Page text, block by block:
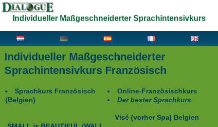
Individueller Maßgeschneiderter Sprachintensivkurs
Individueller Maßgeschneiderter
Sprachintensivkurs Französisch
Sprachkurs Französisch
(Belgien)
Online-Französischkurs
Der bester Sprachkurs
Visé (vorher Spa) Belgien